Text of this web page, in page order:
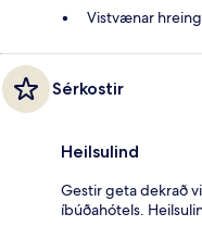
Vistvænar
Sérkostir
Heilsulind
Gestir geta dekrað
íbúðahótels.